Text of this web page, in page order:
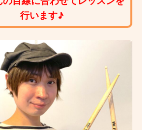
行います♪